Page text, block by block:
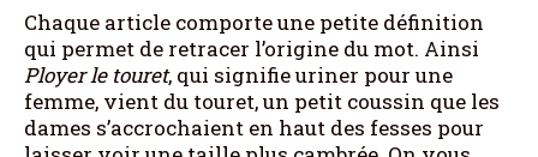
Chaque article comporte une petite définition
qui permet de retracer l’origine du mot. Ainsi
Ployer le touret, qui signifie uriner pour une
femme, vient du touret, un petit coussin que les
dames s’accrochaient en haut des fesses pour